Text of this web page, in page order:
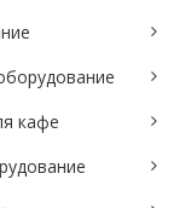
кафе